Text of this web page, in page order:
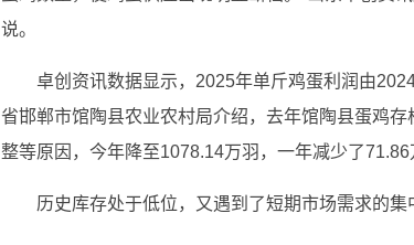
说。
卓创资讯数据显示，2025年单斤鸡蛋利润由
省邯郸市馆陶县农业农村局介绍，去年馆陶县蛋鸡
整等原因，今年降至1078.14万羽，一年减少了71.86
历史库存处于低位，又遇到了短期市场需求的集